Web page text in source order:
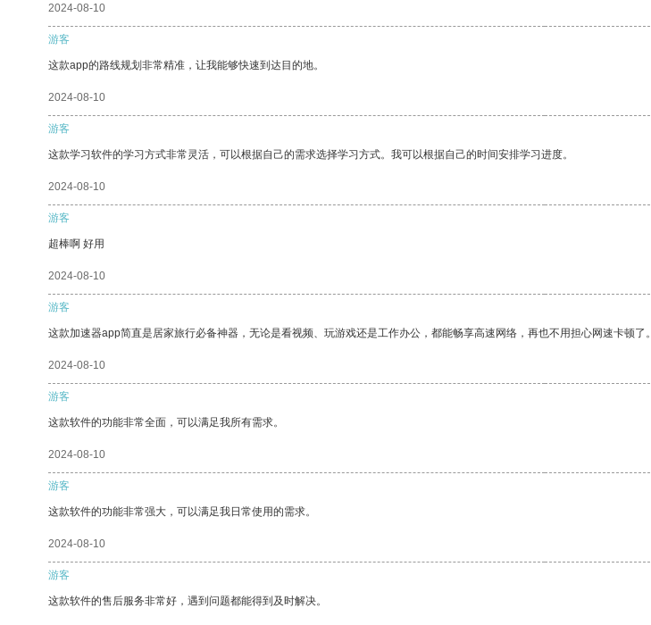
2024-08-10
游客
这款app的路线规划非常精准，让我能够快速到达目的地。
2024-08-10
游客
这款学习软件的学习方式非常灵活，可以根据自己的需求选择学习方式。我可以根据自己的时间安排学习进度。
2024-08-10
游客
超棒啊 好用
2024-08-10
游客
这款加速器app简直是居家旅行必备神器，无论是看视频、玩游戏还是工作办公，都能畅享高速网络，再也不用担心网速卡顿了。
2024-08-10
游客
这款软件的功能非常全面，可以满足我所有需求。
2024-08-10
游客
这款软件的功能非常强大，可以满足我日常使用的需求。
2024-08-10
游客
这款软件的售后服务非常好，遇到问题都能得到及时解决。